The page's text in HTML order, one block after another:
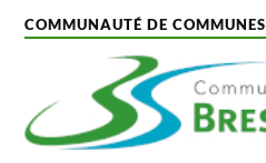
COMMUNAUTÉ DE COMMUNES